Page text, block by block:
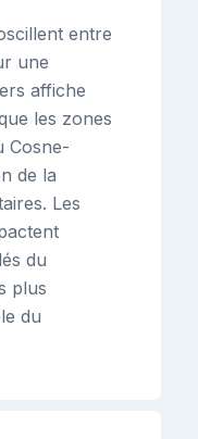
entre
une
affiche
les zones
Cosne-
de la
Les
du
plus
du